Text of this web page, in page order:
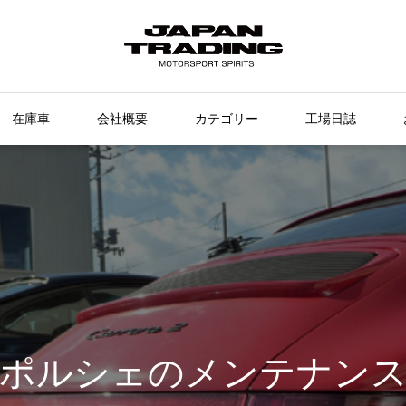
在庫車 会社概要 カテゴリー 工場日誌
ルシェのメンテナン